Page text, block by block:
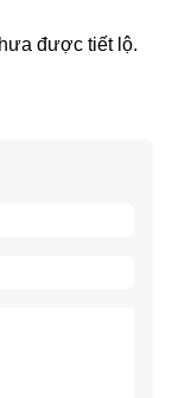
được tiết lộ.